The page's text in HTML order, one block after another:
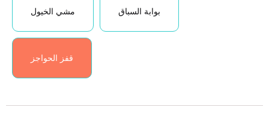
مشي الخيول بوابة السباق
قفز الحواجز